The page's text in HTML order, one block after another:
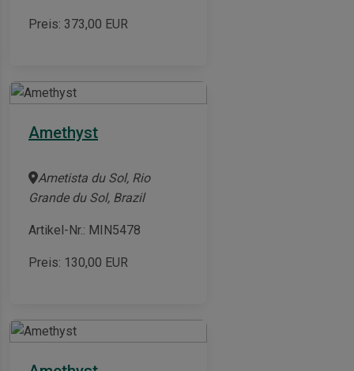
Preis: 373,00 EUR
Amethyst
Ametista du Sol, Rio
Grande du Sol, Brazil
Artikel-Nr.: MIN5478
Preis: 130,00 EUR